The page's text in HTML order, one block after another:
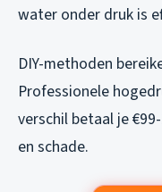
water onder druk is
DIY-methoden
Professionele
verschil betaal je
en schade.